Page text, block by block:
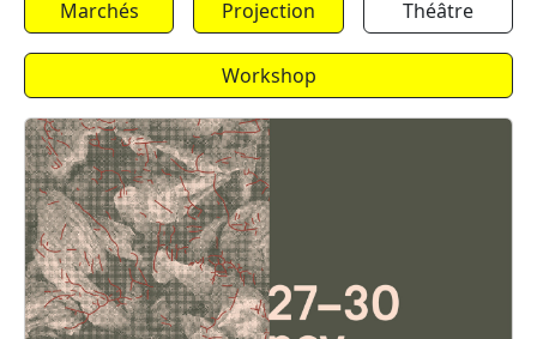
Marchés Projection Théâtre
Workshop